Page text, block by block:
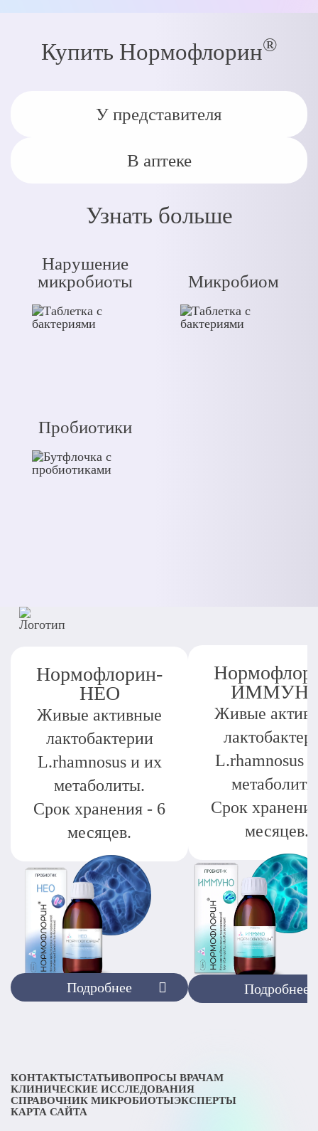
Купить Нормофлорин®
У представителя
В аптеке
Узнать больше
Нарушение
микробиоты
Микробиом
Пробиотики
Подробнее
Нормофлорин-
НЕО
Живые активные
лактобактерии
L.rhamnosus и их
метаболиты.
Срок хранения - 6
месяцев.
Подробнее
Живые
L.rhamnosus
Срок
месяцев.
КОНТАКТЫСТАТЬИВОПРОСЫ ВРАЧАМ
КЛИНИЧЕСКИЕ ИССЛЕДОВАНИЯ
СПРАВОЧНИК МИКРОБИОТЫЭКСПЕРТЫ
КАРТА САЙТА